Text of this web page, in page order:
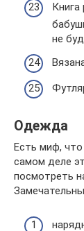
не
Одежда
Есть миф,
самом деле
посмотреть